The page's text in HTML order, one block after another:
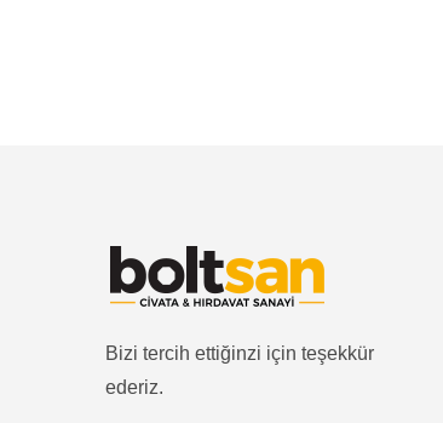
Bizi tercih ettiğinzi için teşekkür
ederiz.